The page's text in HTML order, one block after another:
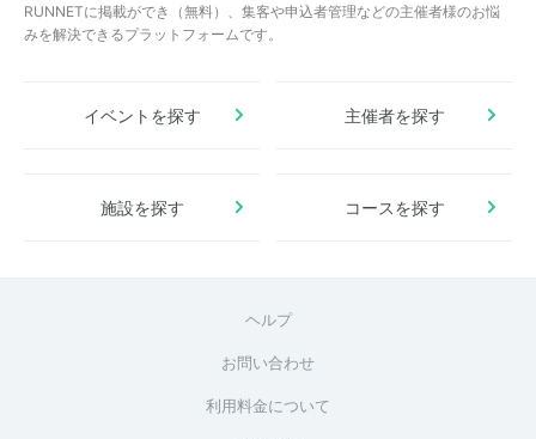
RUNNETに掲載ができ（無料）、集客や申込者管理などの主催者様のお悩
みを解決できるプラットフォームです。
イベントを探す 主催者を探す
施設を探す コースを探す
ヘルプ
お問い合わせ
利用料金について